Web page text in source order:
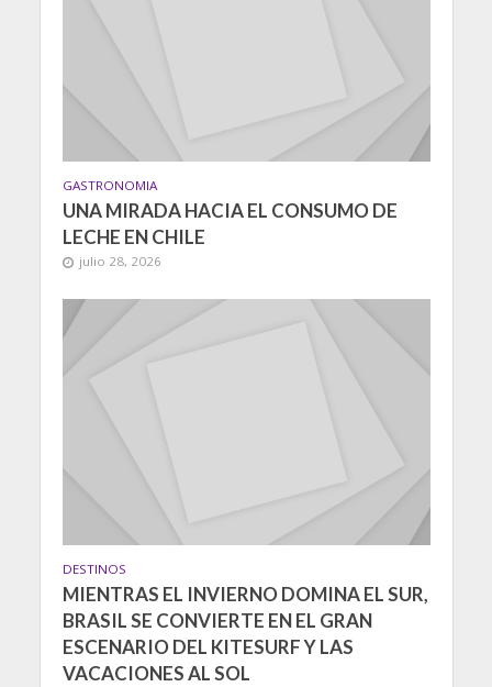
GASTRONOMIA
UNA MIRADA HACIA EL CONSUMO DE
LECHE EN CHILE
julio 28, 2026
DESTINOS
MIENTRAS EL INVIERNO DOMINA EL SUR,
BRASIL SE CONVIERTE EN EL GRAN
ESCENARIO DEL KITESURF Y LAS
VACACIONES AL SOL